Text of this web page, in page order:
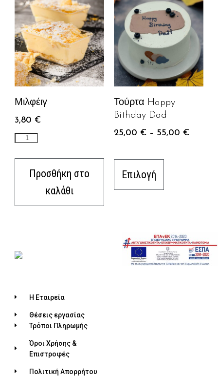
Μιλφέιγ
3,80 €
Προσθήκη στο
καλάθι
Τούρτα Happy
Bithday Dad
25,00 € – 55,00 €
Επιλογή
Η Εταιρεία
Θέσεις εργασίας
Τρόποι Πληρωμής
Όροι Χρήσης &
Επιστροφές
Πολιτική Απορρήτου